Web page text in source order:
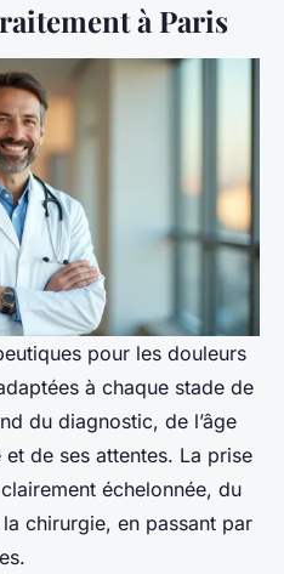
à Paris
pour les douleurs
à chaque stade de
du diagnostic, de l’âge
de ses attentes. La prise
échelonnée, du
chirurgie, en passant par